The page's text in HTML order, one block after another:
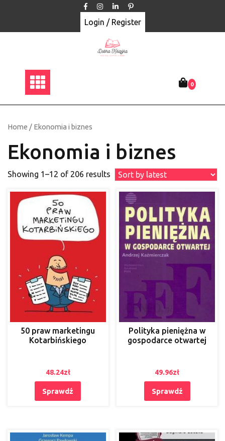
Login / Register
0
Home / Ekonomia i biznes
Ekonomia i biznes
Showing 1–12 of 206 results
50 praw marketingu
Kotarbińskiego
48.24zł
Sprawdź
Polityka pieniężna w
gospodarce otwartej
49.96zł
Sprawdź